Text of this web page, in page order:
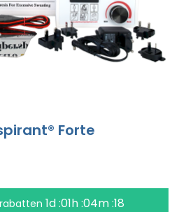
Forte
1d :01h :04m :18